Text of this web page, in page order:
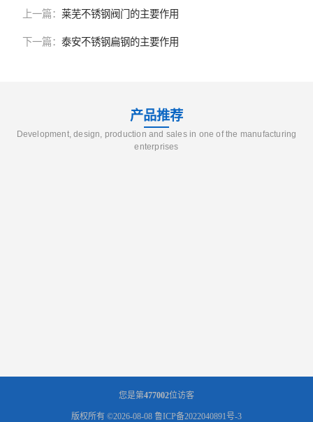
上一篇： 莱芜不锈钢阀门的主要作用
下一篇： 泰安不锈钢扁钢的主要作用
产品推荐
Development, design, production and sales in one of the manufacturing
enterprises
您是第477002位访客
版权所有 ©2026-08-08 鲁ICP备2022040891号-3